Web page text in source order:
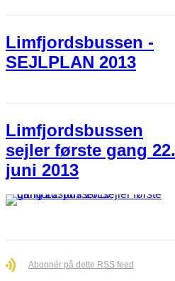
Limfjordsbussen -
SEJLPLAN 2013
Limfjordsbussen
sejler første gang 22.
juni 2013
Abonnér på dette RSS feed